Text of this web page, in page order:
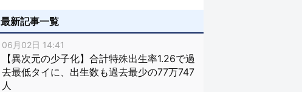
最新記事一覧
06月02日 14:41
【異次元の少子化】合計特殊出生率1.26で過
去最低タイに、出生数も過去最少の77万747
人